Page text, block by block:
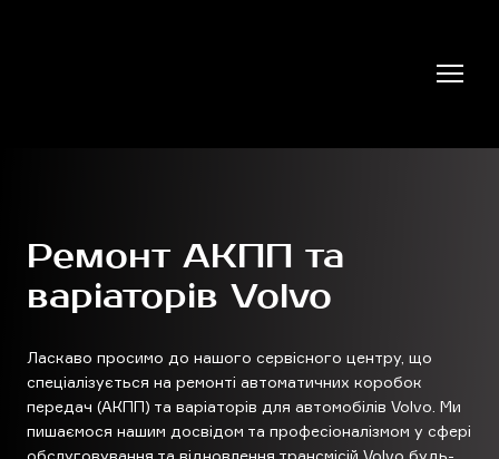
Ремонт АКПП та
варіаторів Volvo
Ласкаво просимо до нашого сервісного центру, що
спеціалізується на ремонті автоматичних коробок
передач (АКПП) та варіаторів для автомобілів Volvo. Ми
пишаємося нашим досвідом та професіоналізмом у сфері
обслуговування та відновлення трансмісій Volvo будь-